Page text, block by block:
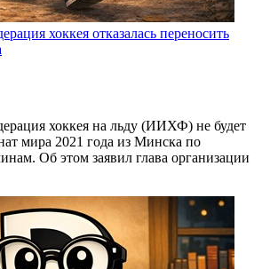
хоккея отказалась переносить
хоккея на льду (ИИХФ) не будет
мира 2021 года из Минска по
Об этом заявил глава организации